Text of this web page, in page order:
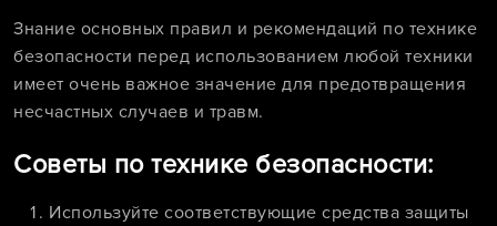
Знание основных правил и рекомендаций по технике
безопасности перед использованием любой техники
имеет очень важное значение для предотвращения
несчастных случаев и травм.
Советы по технике безопасности:
Используйте соответствующие средства защиты